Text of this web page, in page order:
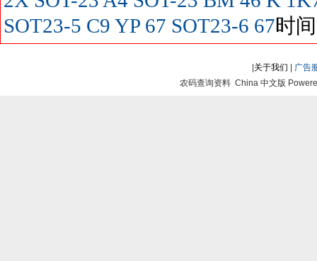
SOT23-5 C9 YP 67 SOT23-6 67时
关于我们
广告
农码查询资料 China 中文版